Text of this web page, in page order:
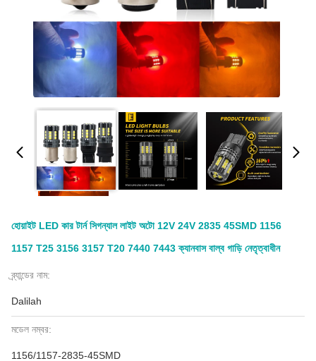
হোয়াইট LED কার টার্ন সিগন্যাল লাইট অটো 12V 24V 2835 45SMD 1156
1157 T25 3156 3157 T20 7440 7443 ক্যানবাস বাল্ব গাড়ি নেতৃত্বাধীন
ব্র্যান্ডের নাম:
Dalilah
মডেল নম্বর:
1156/1157-2835-45SMD